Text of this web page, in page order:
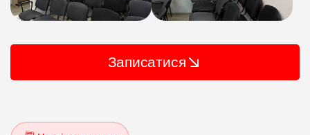
Записатися